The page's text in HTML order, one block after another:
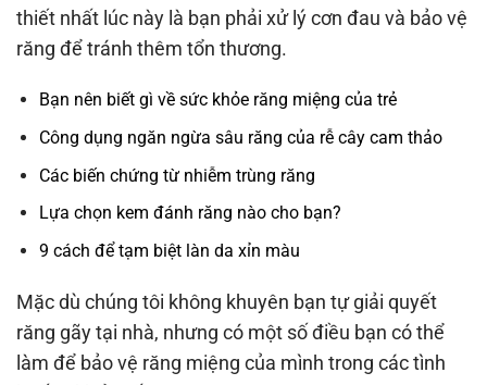
thiết nhất lúc này là bạn phải xử lý cơn đau và bảo vệ
răng để tránh thêm tổn thương.
Bạn nên biết gì về sức khỏe răng miệng của trẻ
Công dụng ngăn ngừa sâu răng của rễ cây cam thảo
Các biến chứng từ nhiễm trùng răng
Lựa chọn kem đánh răng nào cho bạn?
9 cách để tạm biệt làn da xỉn màu
Mặc dù chúng tôi không khuyên bạn tự giải quyết
răng gãy tại nhà, nhưng có một số điều bạn có thể
làm để bảo vệ răng miệng của mình trong các tình